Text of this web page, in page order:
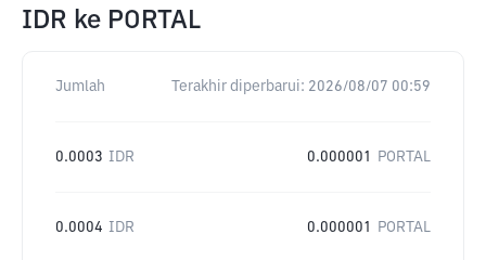
IDR ke PORTAL
Jumlah Terakhir diperbarui: 2026/08/07 00:59
0.0003 IDR 0.000001 PORTAL
0.0004 IDR 0.000001 PORTAL